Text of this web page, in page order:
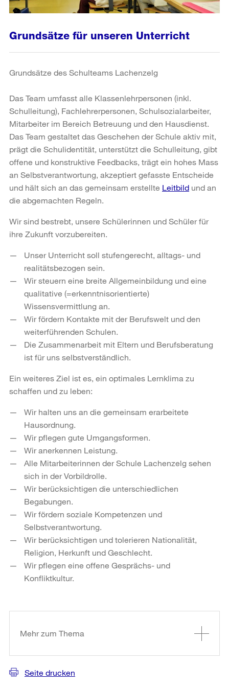
Grundsätze für unseren Unterricht
Grundsätze des Schulteams Lachenzelg
Das Team umfasst alle Klassenlehrpersonen (inkl.
Schulleitung), Fachlehrerpersonen, Schulsozialarbeiter,
Mitarbeiter im Bereich Betreuung und den Hausdienst.
Das Team gestaltet das Geschehen der Schule aktiv mit,
prägt die Schulidentität, unterstützt die Schulleitung, gibt
offene und konstruktive Feedbacks, trägt ein hohes Mass
an Selbstverantwortung, akzeptiert gefasste Entscheide
und hält sich an das gemeinsam erstellte Leitbild und an
die abgemachten Regeln.
Wir sind bestrebt, unsere Schülerinnen und Schüler für
ihre Zukunft vorzubereiten.
Unser Unterricht soll stufengerecht, alltags- und
realitätsbezogen sein.
Wir steuern eine breite Allgemeinbildung und eine
qualitative (=erkenntnisorientierte)
Wissensvermittlung an.
Wir fördern Kontakte mit der Berufswelt und den
weiterführenden Schulen.
Die Zusammenarbeit mit Eltern und Berufsberatung
ist für uns selbstverständlich.
Ein weiteres Ziel ist es, ein optimales Lernklima zu
schaffen und zu leben:
Wir halten uns an die gemeinsam erarbeitete
Hausordnung.
Wir pflegen gute Umgangsformen.
Wir anerkennen Leistung.
Alle Mitarbeiterinnen der Schule Lachenzelg sehen
sich in der Vorbildrolle.
Wir berücksichtigen die unterschiedlichen
Begabungen.
Wir fördern soziale Kompetenzen und
Selbstverantwortung.
Wir berücksichtigen und tolerieren Nationalität,
Religion, Herkunft und Geschlecht.
Wir pflegen eine offene Gesprächs- und
Konfliktkultur.
Mehr zum Thema
Seite drucken